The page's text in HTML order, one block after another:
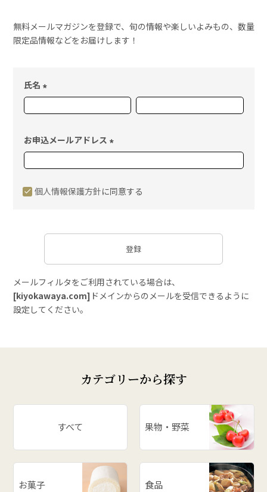
無料メールマガジンを登録で、旬の情報や楽しいよみもの、数量
限定品情報などをお届けします！
氏名
必
)
お申込メールアドレス
必
須
個人情報保護方針に同意する
登録
メールフィルタをご利用されている場合は、
[kiyokawaya.com] ドメインからのメールを受信できるように
設定してください。
カテゴリーから探す
すべて 果物・野菜
お菓子 食品